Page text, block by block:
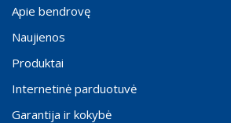
Apie bendrovę
Naujienos
Produktai
Internetinė parduotuvė
Garantija ir kokybė